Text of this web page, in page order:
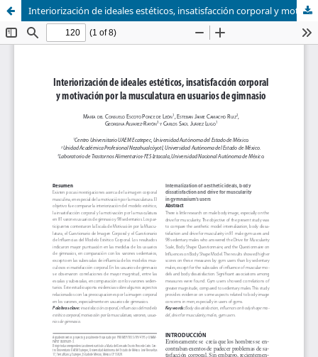
Interiorización de ideales estéticos, insatisfacción corporal y motivación por la musculatura en usuarios de gimnasio